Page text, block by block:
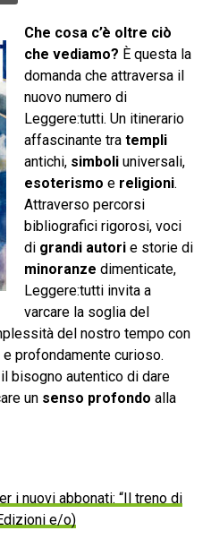
Che cosa c’è oltre ciò
che vediamo? È questa la
domanda che attraversa il
nuovo numero di
Leggere:tutti. Un itinerario
affascinante tra templi
antichi, simboliuniversali,
esoterismo e religioni.
Attraverso percorsi
bibliografici rigorosi, voci
di grandi autorie storie di
minoranze dimenticate,
Leggere:tutti invita a
varcare la soglia del
del nostro tempo con
profondamente curioso.
bisogno autentico di dare
un senso profondo alla
i nuovi abbonati: “Il treno di
e/o)